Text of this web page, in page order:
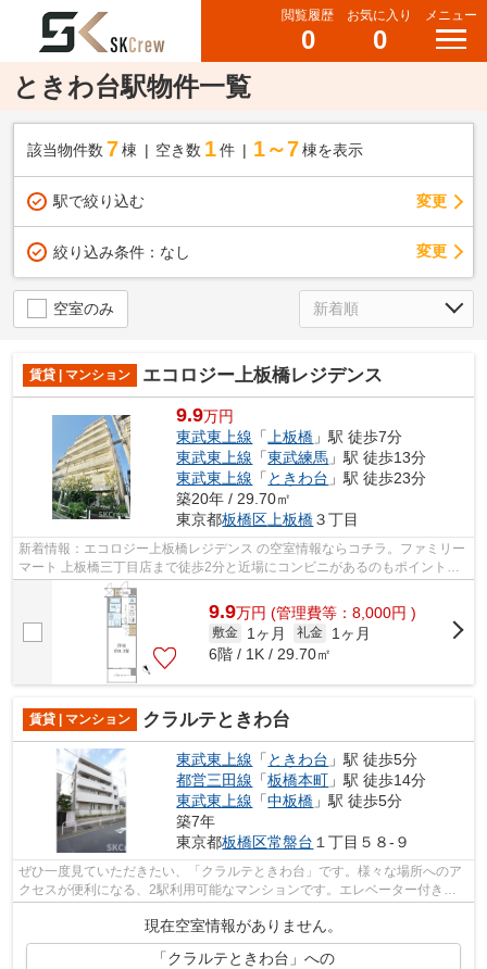
閲覧履歴
0
お気に入り
0
メニュー
ときわ台駅物件一覧
該当物件数 7棟 空き数 1 件 1～7 棟を表示
駅で絞り込む 変更
絞り込み条件： なし 変更
空室のみ
賃貸 | マンション エコロジー上板橋レジデンス
9.9万円
東武東上線 「上板橋 」駅 徒歩7分
東武東上線 「東武練馬 」駅 徒歩13分
東武東上線 「 ときわ台 」駅 徒歩23分
築20年 / 29.70㎡
東京都板橋区上板橋３丁目
新着情報：エコロジー上板橋レジデンス の空室情報ならコチラ。ファミリー
マート 上板橋三丁目店まで徒歩2分と近場にコンビニがあるのもポイント。
共用部にはエレベータ・敷地内ごみ置...
9.9万円 (管理費等：8,000円 )
敷金 1ヶ月 礼金
1ヶ月
6階 / 1K / 29.70㎡
賃貸 | マンション クラルテときわ台
東武東上線 「 ときわ台 」駅 徒歩5分
都営三田線 「板橋本町 」駅 徒歩14分
東武東上線 「中板橋 」駅 徒歩5分
築7年
東京都板橋区常盤台 １丁目５８-９
ぜひ一度見ていただきたい、「クラルテときわ台」です。様々な場所へのア
クセスが便利になる、2駅利用可能なマンションです。エレベーター付き物
現在空室情報がありません。
「クラルテときわ台」への